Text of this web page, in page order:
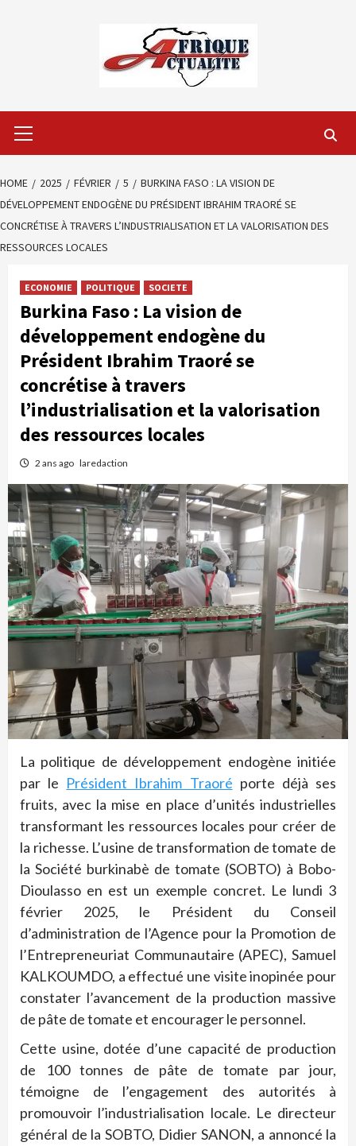
Menu
HOME 2025 FÉVRIER 5
BURKINA FASO : LA VISION DE
DÉVELOPPEMENT ENDOGÈNE DU PRÉSIDENT IBRAHIM TRAORÉ SE
CONCRÉTISE À TRAVERS L’INDUSTRIALISATION ET LA VALORISATION DES
RESSOURCES LOCALES
ECONOMIE POLITIQUE SOCIETE
Burkina Faso : La vision de
développement endogène du
Président Ibrahim Traoré se
concrétise à travers
l’industrialisation et la valorisation
des ressources locales
2 ans ago laredaction
La politique de développement endogène initiée
par le Président Ibrahim Traoré porte déjà ses
fruits, avec la mise en place d’unités industrielles
transformant les ressources locales pour créer de
la richesse. L’usine de transformation de tomate de
la Société burkinabè de tomate (SOBTO) à Bobo-
Dioulasso en est un exemple concret. Le lundi 3
février 2025, le Président du Conseil
d’administration de l’Agence pour la Promotion de
l’Entrepreneuriat Communautaire (APEC), Samuel
KALKOUMDO, a effectué une visite inopinée pour
constater l’avancement de la production massive
de pâte de tomate et encourager le personnel.
Cette usine, dotée d’une capacité de production
de 100 tonnes de pâte de tomate par jour,
témoigne de l’engagement des autorités à
promouvoir l’industrialisation locale. Le directeur
général de la SOBTO, Didier SANON, a annoncé la